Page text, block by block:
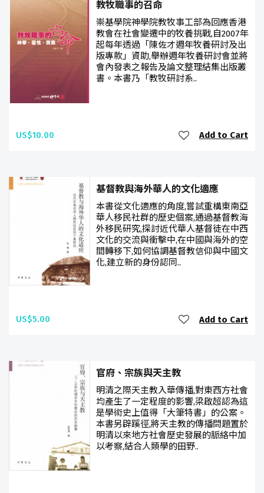
教牧職事的召命
崇基學院神學院教牧事工部為回應香港
教會在社會變遷中的牧養挑戰,自2007年
起每年透過「陳佐才週年牧養研討及出
版專款」資助,舉辦週年牧養研討會並將
會內發表之報告及論文整理結集出版叢
書。本書乃「教牧研討系..
US$10.00 Add to Cart
基督教與海外華人的文化適應
本書從文化適應的角度,嘗試重構東南亞
華人移民社群的歷史個案,通過基督教海
外移民研究,探討近代華人基督徒在中西
文化的交流與衝擊中,在中國與海外的空
間轉移下,如何協調基督教信仰與中國文
化,建立新的身份認同..
US$5.00 Add to Cart
官府、宗族與天主教
明清之際天主教入華傳播,對東西方社會
均產生了一定程度的影響,梁啟超認為這
是學術史上值得「大筆特書」的公案。
本書另辟蹊徑,將天主教的傳播問題置於
明清以來地方社會歷史發展的脈絡中加
以考察,結合人類學的田野..